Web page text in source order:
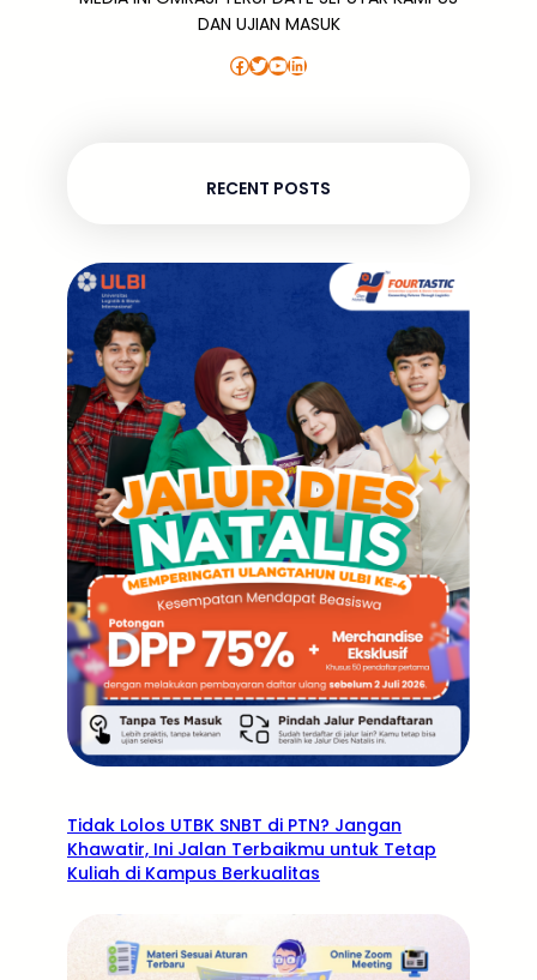
DAN UJIAN MASUK
Facebook Twitter YouTube LinkedIn
RECENT POSTS
Tidak Lolos UTBK SNBT di PTN? Jangan
Khawatir, Ini Jalan Terbaikmu untuk Tetap
Kuliah di Kampus Berkualitas